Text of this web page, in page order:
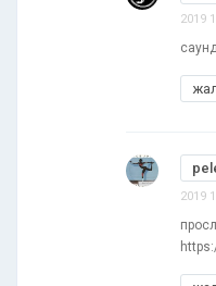
2019
2019